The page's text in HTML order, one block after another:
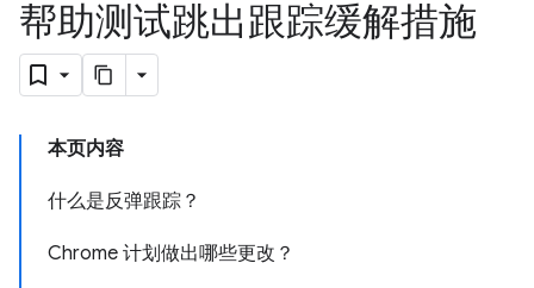
帮助测试跳出跟踪缓解措施
本页内容
什么是反弹跟踪？
Chrome 计划做出哪些更改？